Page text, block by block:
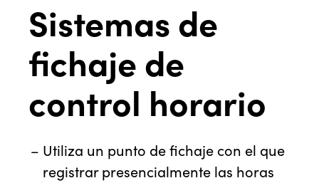
Sistemas de
fichaje de
control horario
Utiliza un punto de fichaje con el que
registrar presencialmente las horas